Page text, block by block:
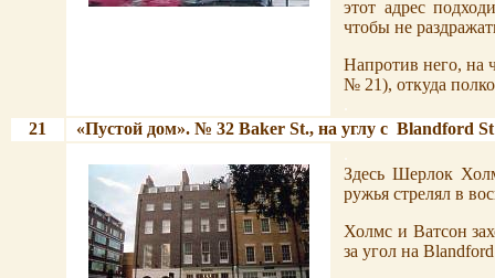
этот адрес
чтобы не
Напротив него, на
№ 21), откуда
21
«Пустой дом». № 32 Baker St., на углу с Blandford St
Здесь Шерлок
ружья стрелял в
Холмс и Ватсон
за угол на